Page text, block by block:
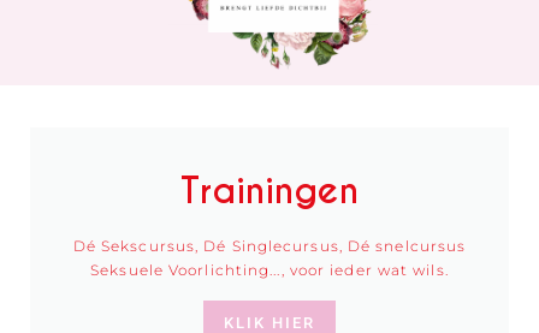
Trainingen
Dé Sekscursus, Dé Singlecursus, Dé snelcursus
Seksuele Voorlichting..., voor ieder wat wils.
KLIK HIER